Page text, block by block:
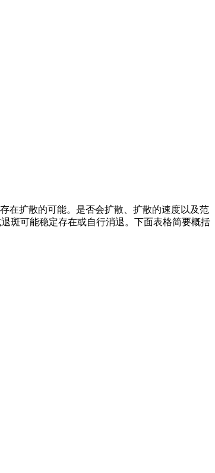
在扩散的可能。是否会扩散、扩散的速度以及范
斑可能稳定存在或自行消退。下面表格简要概括